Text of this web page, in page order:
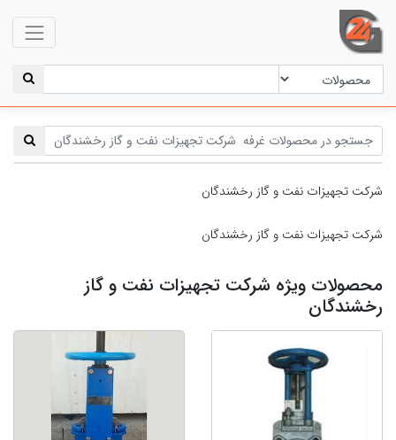
شرکت تجهیزات نفت و گاز رخشندگان
شرکت تجهیزات نفت و گاز رخشندگان
محصولات ویژه شرکت تجهیزات نفت و گاز
رخشندگان